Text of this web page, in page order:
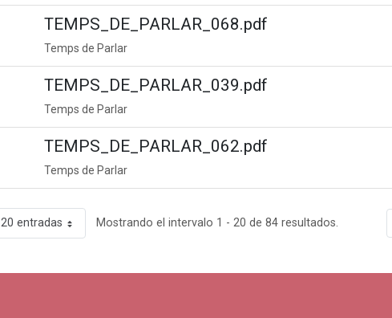
TEMPS_DE_PARLAR_068.pdf
Temps de Parlar
TEMPS_DE_PARLAR_039.pdf
Temps de Parlar
TEMPS_DE_PARLAR_062.pdf
Temps de Parlar
20 entradas Mostrando el intervalo 1 - 20 de 84 resultados.